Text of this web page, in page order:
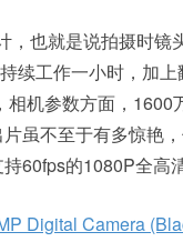
也就是说拍摄时镜
续工作一小时，加
机参数方面，1600
虽不至于有多惊艳
60fps的1080P全高清
Digital Camera